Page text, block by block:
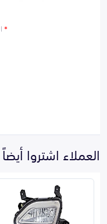
*
العملاء اشتروا أيضاً